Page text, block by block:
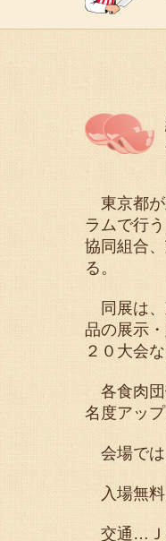
東京都が
ラムで行
協同組合
る。
同展は、
品の展示
２０大会
各食肉団
名度アッ
会場では
入場無料
交通…Ｊ